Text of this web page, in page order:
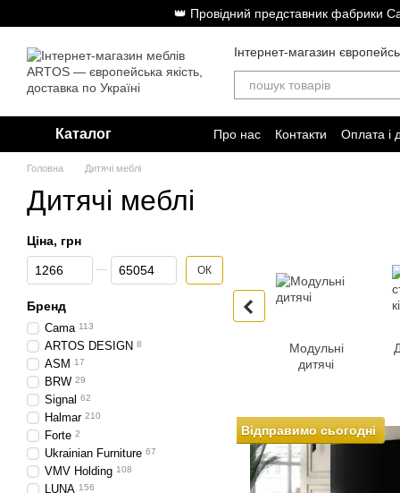
Перейти до основного контенту👑 Провідний представник фабрики
Інтернет-магазин
Каталог Про нас Контакти Оплата і
Головна Дитячі меблі
Дитячі меблі
Модульні
дитячі
Відправимо сьогодні
Ціна, грн
Від Ціна, грн
До Ціна, грн ОК
Бренд
Cama 113
ARTOS DESIGN 8
ASM 17
BRW 29
Signal 62
Halmar 210
Forte 2
Ukrainian Furniture 67
VMV Holding 108
LUNA 156